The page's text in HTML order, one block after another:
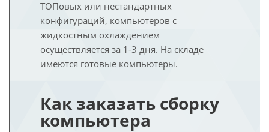
ТОПовых или нестандартных
конфигураций, компьютеров с
жидкостным охлаждением
осуществляется за 1-3 дня. На складе
имеются готовые компьютеры.
Как заказать сборку
компьютера